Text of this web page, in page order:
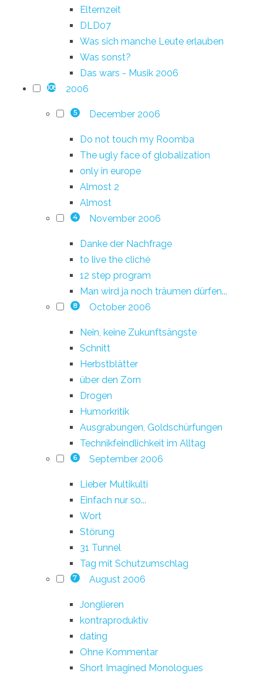
Elternzeit
DLD07
Was sich manche Leute erlauben
Was sonst?
Das wars - Musik 2006
108 2006
5 December 2006
Do not touch my Roomba
The ugly face of globalization
only in europe
Almost 2
Almost
4 November 2006
Danke der Nachfrage
to live the cliché
12 step program
Man wird ja noch träumen dürfen...
8 October 2006
Nein, keine Zukunftsängste
Schnitt
Herbstblätter
über den Zorn
Drogen
Humorkritik
Ausgrabungen, Goldschürfungen
Technikfeindlichkeit im Alltag
6 September 2006
Lieber Multikulti
Einfach nur so...
Wort
Störung
31 Tunnel
Tag mit Schutzumschlag
7 August 2006
Jonglieren
kontraproduktiv
dating
Ohne Kommentar
Short Imagined Monologues